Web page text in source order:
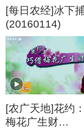
[每日农经]冰下
(20160114)
[农广天地]花约
梅花广生财